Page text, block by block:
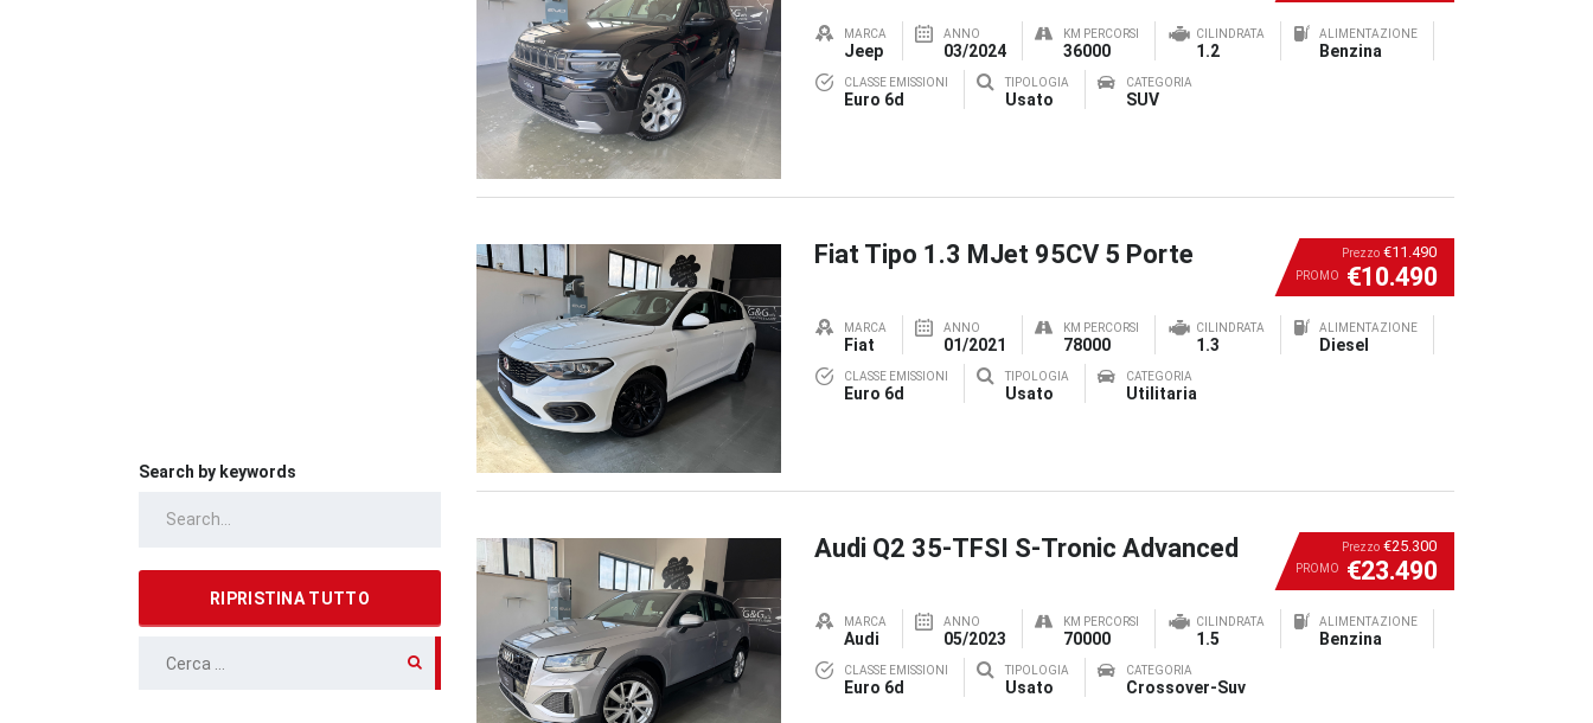
Search by keywords
RIPRISTINA TUTTO
RICERCA
MARCA
Jeep
ANNO
03/2024
KM PERCORSI
36000
CILINDRATA
1.2
ALIMENTAZIONE
Benzina
CLASSE EMISSIONI
Euro 6d
TIPOLOGIA
Usato
CATEGORIA
SUV
Prezzo €11.490
PROMO €10.490
Fiat Tipo 1.3 MJet 95CV 5 Porte
MARCA
Fiat
ANNO
01/2021
KM PERCORSI
78000
CILINDRATA
1.3
ALIMENTAZIONE
Diesel
CLASSE EMISSIONI
Euro 6d
TIPOLOGIA
Usato
CATEGORIA
Utilitaria
Prezzo €25.300
PROMO €23.490
Audi Q2 35-TFSI S-Tronic Advanced
MARCA
Audi
ANNO
05/2023
KM PERCORSI
70000
CILINDRATA
1.5
ALIMENTAZIONE
Benzina
CLASSE EMISSIONI
Euro 6d
TIPOLOGIA
Usato
CATEGORIA
Crossover-Suv